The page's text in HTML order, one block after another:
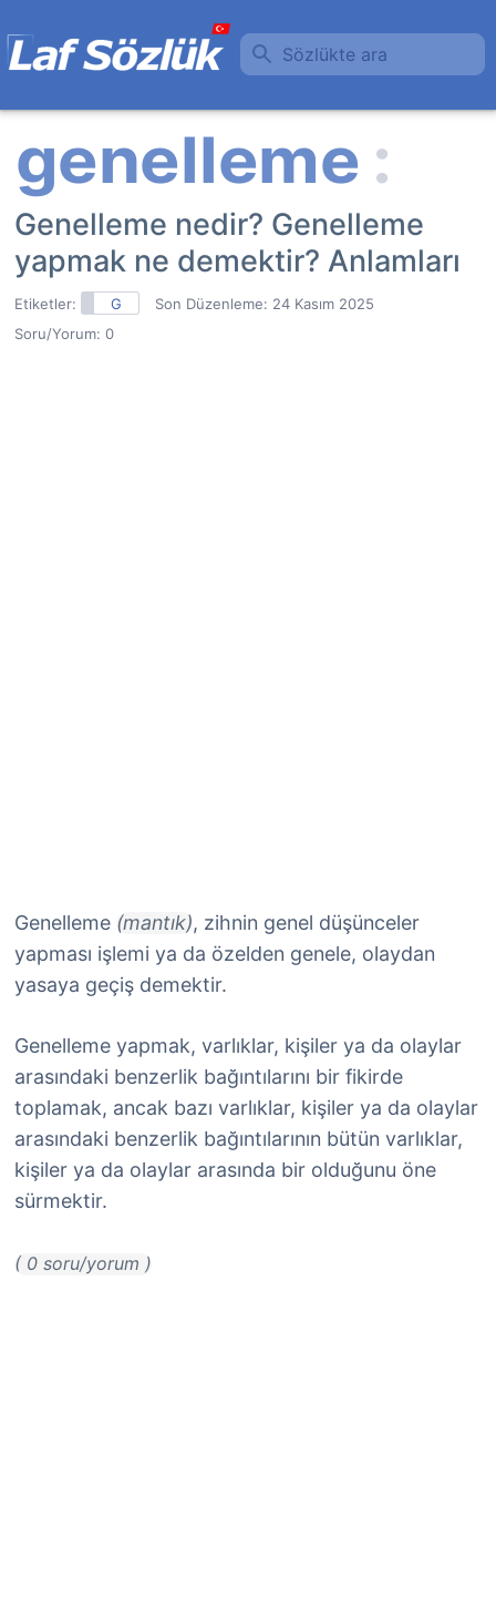
Sözlükte ara
Genelleme nedir? Genelleme
yapmak ne demektir? Anlamları
Etiketler: G Son Düzenleme: 24 Kasım 2025
Soru/Yorum: 0
Genelleme (mantık), zihnin genel düşünceler
yapması işlemi ya da özelden genele, olaydan
yasaya geçiş demektir.
Genelleme yapmak, varlıklar, kişiler ya da olaylar
arasındaki benzerlik bağıntılarını bir fikirde
toplamak, ancak bazı varlıklar, kişiler ya da olaylar
arasındaki benzerlik bağıntılarının bütün varlıklar,
kişiler ya da olaylar arasında bir olduğunu öne
sürmektir.
( 0 soru/yorum )